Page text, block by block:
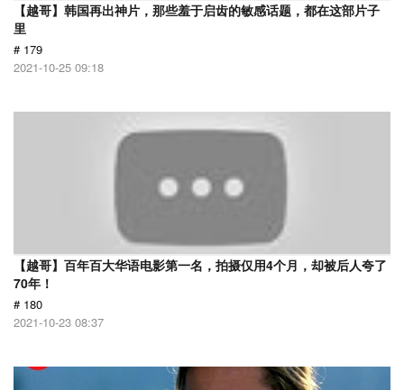
【越哥】韩国再出神片，那些羞于启齿的敏感话题，都在这部片子
里
# 179
2021-10-25 09:18
【越哥】百年百大华语电影第一名，拍摄仅用4个月，却被后人夸了
70年！
# 180
2021-10-23 08:37